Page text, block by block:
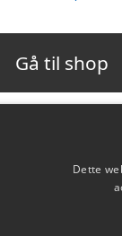
Gå til shop
Dette